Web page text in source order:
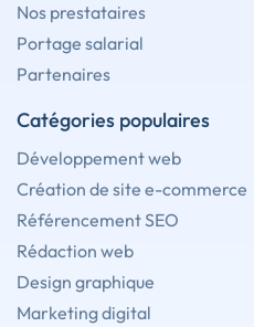
Nos prestataires
Portage salarial
Partenaires
Catégories populaires
Développement web
Création de site e-commerce
Référencement SEO
Rédaction web
Design graphique
Marketing digital